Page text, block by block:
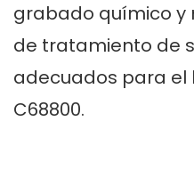
grabado químico y
de tratamiento de
adecuados para el
C68800.